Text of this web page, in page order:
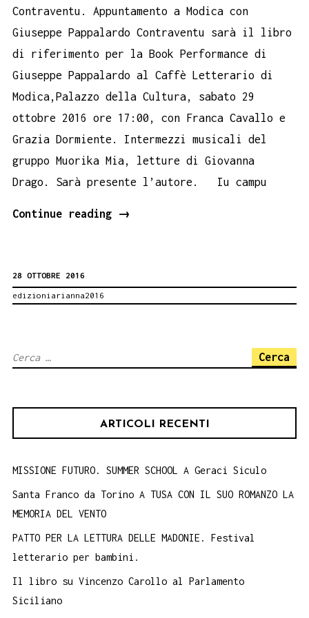
Contraventu. Appuntamento a Modica con
Giuseppe Pappalardo Contraventu sarà il libro
di riferimento per la Book Performance di
Giuseppe Pappalardo al Caffè Letterario di
Modica,Palazzo della Cultura, sabato 29
ottobre 2016 ore 17:00, con Franca Cavallo e
Grazia Dormiente. Intermezzi musicali del
gruppo Muorika Mia, letture di Giovanna
Drago. Sarà presente l’autore. Iu campu
Continue reading
Contraventu
→
28 OTTOBRE 2016
edizioniarianna2016
Ricerca
ARTICOLI RECENTI
MISSIONE FUTURO. SUMMER SCHOOL A Geraci Siculo
Santa Franco da Torino A TUSA CON IL SUO ROMANZO LA
MEMORIA DEL VENTO
PATTO PER LA LETTURA DELLE MADONIE. Festival
letterario per bambini.
Il libro su Vincenzo Carollo al Parlamento
Siciliano